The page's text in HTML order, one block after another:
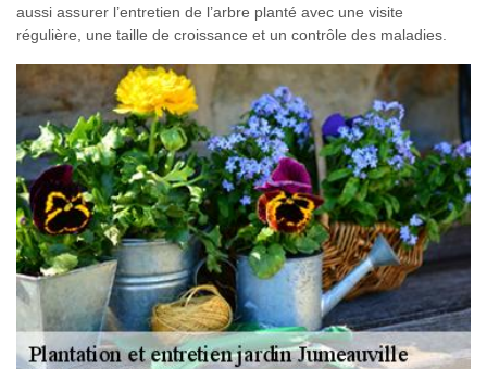
aussi assurer l’entretien de l’arbre planté avec une visite
régulière, une taille de croissance et un contrôle des maladies.